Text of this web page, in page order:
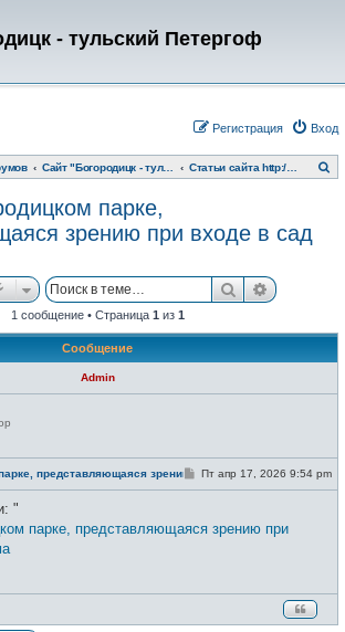
- тульский Петергоф
Вход
Регистрация
Сайт "Богородицк - тульский Петергоф"
о
парке,
зрению при входе в сад
Поиск
1 сообщение • Страница 1 из 1
Сообщение
Admin
представляющаяся зрению при входе в сад от дома
С
щ
Пт апр 17, 2026 9:54 pm
"
парке, представляющаяся зрению при